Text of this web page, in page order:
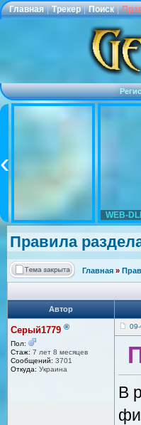
Главная | Трекер | Поиск |
WEB-
Правила
Главная »
Автор
Серый1779 ®
Пол:
Стаж: 7 лет 8 месяцев
Сообщений: 3701
Откуда: Украина
В